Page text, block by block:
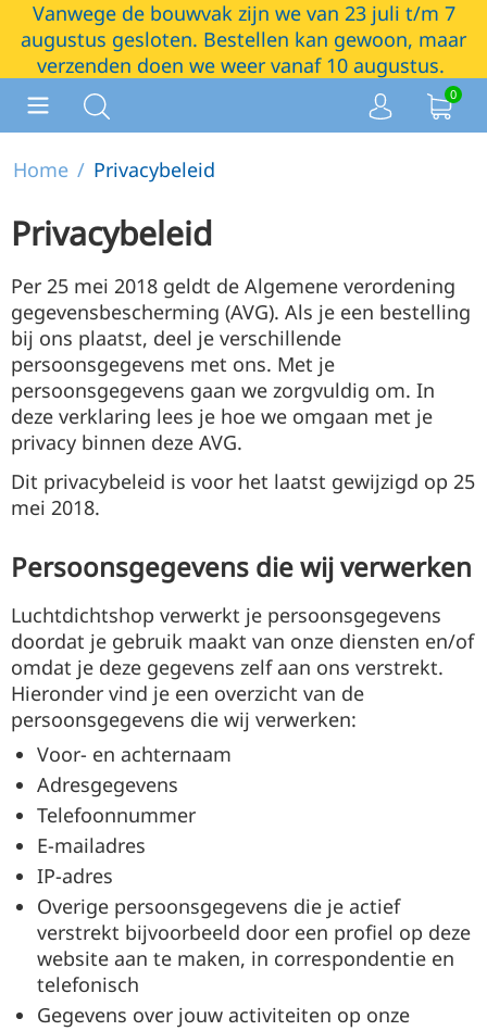
Vanwege de bouwvak zijn we van 23 juli t/m 7
augustus gesloten. Bestellen kan gewoon, maar
verzenden doen we weer vanaf 10 augustus.
0
Home / Privacybeleid
Privacybeleid
Per 25 mei 2018 geldt de Algemene verordening
gegevensbescherming (AVG). Als je een bestelling
bij ons plaatst, deel je verschillende
persoonsgegevens met ons. Met je
persoonsgegevens gaan we zorgvuldig om. In
deze verklaring lees je hoe we omgaan met je
privacy binnen deze AVG.
Dit privacybeleid is voor het laatst gewijzigd op 25
mei 2018.
Persoonsgegevens die wij verwerken
Luchtdichtshop verwerkt je persoonsgegevens
doordat je gebruik maakt van onze diensten en/of
omdat je deze gegevens zelf aan ons verstrekt.
Hieronder vind je een overzicht van de
persoonsgegevens die wij verwerken:
Voor- en achternaam
Adresgegevens
Telefoonnummer
E-mailadres
IP-adres
Overige persoonsgegevens die je actief
verstrekt bijvoorbeeld door een profiel op deze
website aan te maken, in correspondentie en
telefonisch
Gegevens over jouw activiteiten op onze